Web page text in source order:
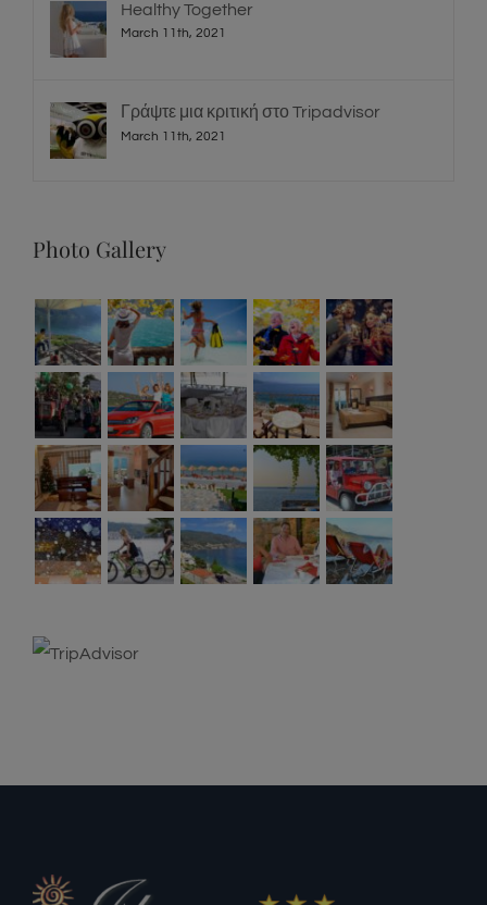
Healthy Together
March 11th, 2021
Γράψτε μια κριτική στο Tripadvisor
March 11th, 2021
Photo Gallery